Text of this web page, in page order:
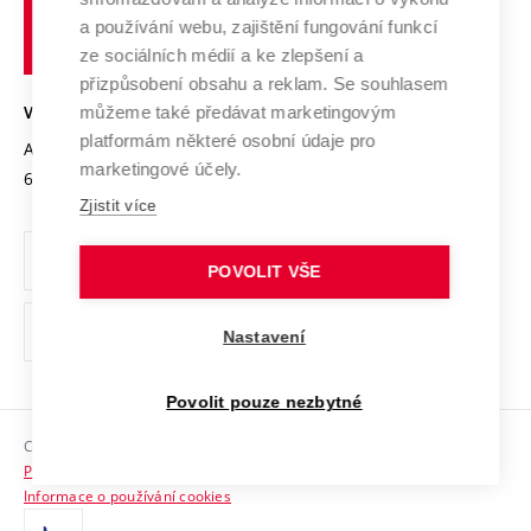
Transfer znalostí
Open Science
Projekty
Projekty ze strukturálních fondů
Specifický výzkum
Služby univerzity
Mezinárodní dohody
Univerzitní sítě
Podnikavá univerzita / ContriBUTe
Bezpečná univerzita
Vyznamenání
Organizační struktura
Ochrana osobních údajů
odkaz)
Sociální bezpečí
HR Award
učení
technické
VYSOKÉ UČENÍ TECHNICKÉ V BRNĚ
Antonínská 548/1
602 00 Brno
www.vut.cz
vut@vutbr.cz
Copyright © 2026 VUT
Prohlášení o přístupnosti
Informace o používání cookies
a používání webu, zajištění fungování funkcí
ze sociálních médií a ke zlepšení a
přizpůsobení obsahu a reklam. Se souhlasem
můžeme také předávat marketingovým
platformám některé osobní údaje pro
marketingové účely.
Zjistit více
POVOLIT VŠE
Nastavení
Povolit pouze nezbytné